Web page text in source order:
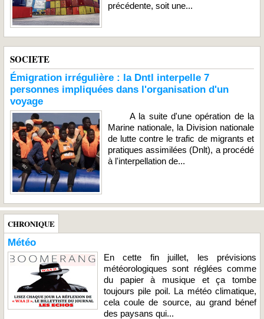
précédente, soit une...
SOCIETE
Émigration irrégulière : la Dntl interpelle 7
personnes impliquées dans l'organisation d'un
voyage
A la suite d'une opération de la
Marine nationale, la Division nationale
de lutte contre le trafic de migrants et
pratiques assimilées (Dnlt), a procédé
à l'interpellation de...
CHRONIQUE
Météo
En cette fin juillet, les prévisions
météorologiques sont réglées comme
du papier à musique et ça tombe
toujours pile poil. La météo climatique,
cela coule de source, au grand bénef
des paysans qui...